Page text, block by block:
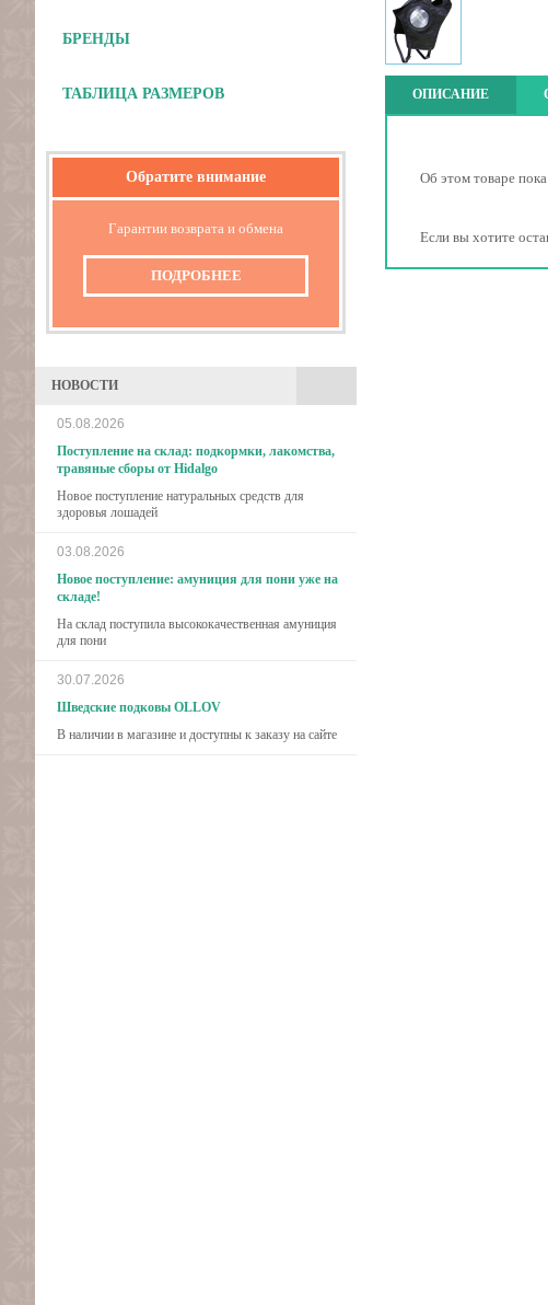
БРЕНДЫ
ТАБЛИЦА РАЗМЕРОВ
Обратите внимание
Гарантии возврата и обмена
ПОДРОБНЕЕ
НОВОСТИ
05.08.2026
Поступление на склад: подкормки, лакомства,
травяные сборы от Hidalgo
Новое поступление натуральных средств для
здоровья лошадей
03.08.2026
Новое поступление: амуниция для пони уже на
складе!
На склад поступила высококачественная амуниция
для пони
30.07.2026
Шведские подковы OLLOV
В наличии в магазине и доступны к заказу на сайте
ОПИСАНИЕ
Об этом товаре
Если вы хотите